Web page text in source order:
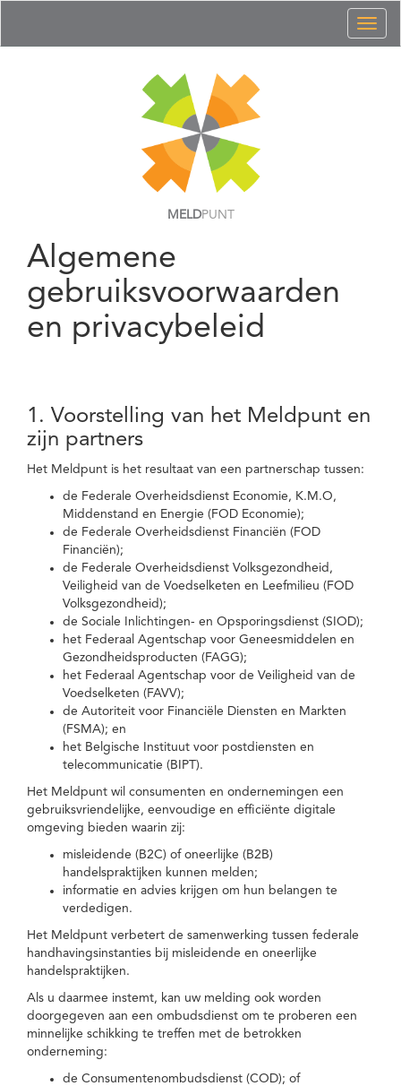
MELDPUNT
Algemene
gebruiksvoorwaarden
en privacybeleid
1. Voorstelling van het Meldpunt en
zijn partners
Het Meldpunt is het resultaat van een partnerschap tussen:
de Federale Overheidsdienst Economie, K.M.O,
Middenstand en Energie (FOD Economie);
de Federale Overheidsdienst Financiën (FOD
Financiën);
de Federale Overheidsdienst Volksgezondheid,
Veiligheid van de Voedselketen en Leefmilieu (FOD
Volksgezondheid);
de Sociale Inlichtingen- en Opsporingsdienst (SIOD);
het Federaal Agentschap voor Geneesmiddelen en
Gezondheidsproducten (FAGG);
het Federaal Agentschap voor de Veiligheid van de
Voedselketen (FAVV);
de Autoriteit voor Financiële Diensten en Markten
(FSMA); en
het Belgische Instituut voor postdiensten en
telecommunicatie (BIPT).
Het Meldpunt wil consumenten en ondernemingen een
gebruiksvriendelijke, eenvoudige en efficiënte digitale
omgeving bieden waarin zij:
misleidende (B2C) of oneerlijke (B2B)
handelspraktijken kunnen melden;
informatie en advies krijgen om hun belangen te
verdedigen.
Het Meldpunt verbetert de samenwerking tussen federale
handhavingsinstanties bij misleidende en oneerlijke
handelspraktijken.
Als u daarmee instemt, kan uw melding ook worden
doorgegeven aan een ombudsdienst om te proberen een
minnelijke schikking te treffen met de betrokken
onderneming:
de Consumentenombudsdienst (COD); of